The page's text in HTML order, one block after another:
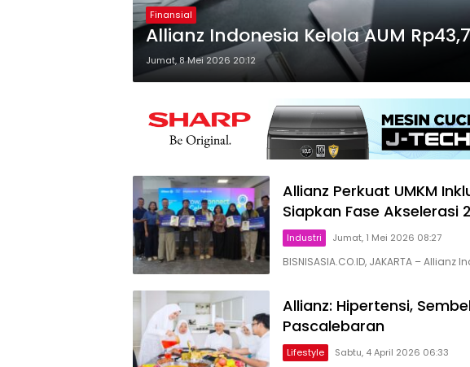
Finansial
Allianz Indonesia Kelola AUM
Jumat, 8 Mei 2026 20:12
Allianz Perkuat UMKM
Siapkan Fase Akselerasi
Industri Jumat, 1 Mei 2026 08:27
BISNISASIA.CO.ID, JAKARTA –
Allianz: Hipertensi,
Pascalebaran
Lifestyle Sabtu, 4 April 2026 06:33